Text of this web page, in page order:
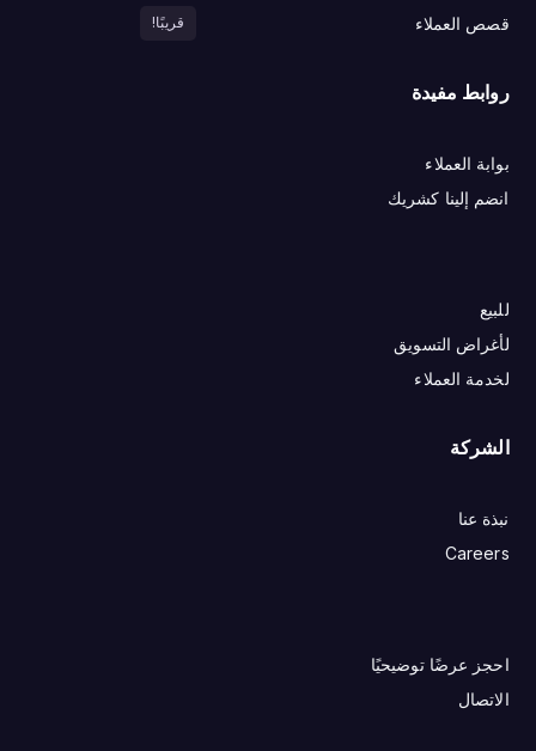
قصص العملاء
قريبًا!
روابط مفيدة
بوابة العملاء
انضم إلينا كشريك
للبيع
لأغراض التسويق
لخدمة العملاء
الشركة
نبذة عنا
Careers
احجز عرضًا توضيحيًا
الاتصال